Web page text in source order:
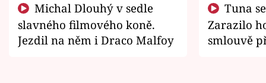
slavného filmového koně.
Jezdil na něm i Draco Malfoy
Zarazilo
smlouvě